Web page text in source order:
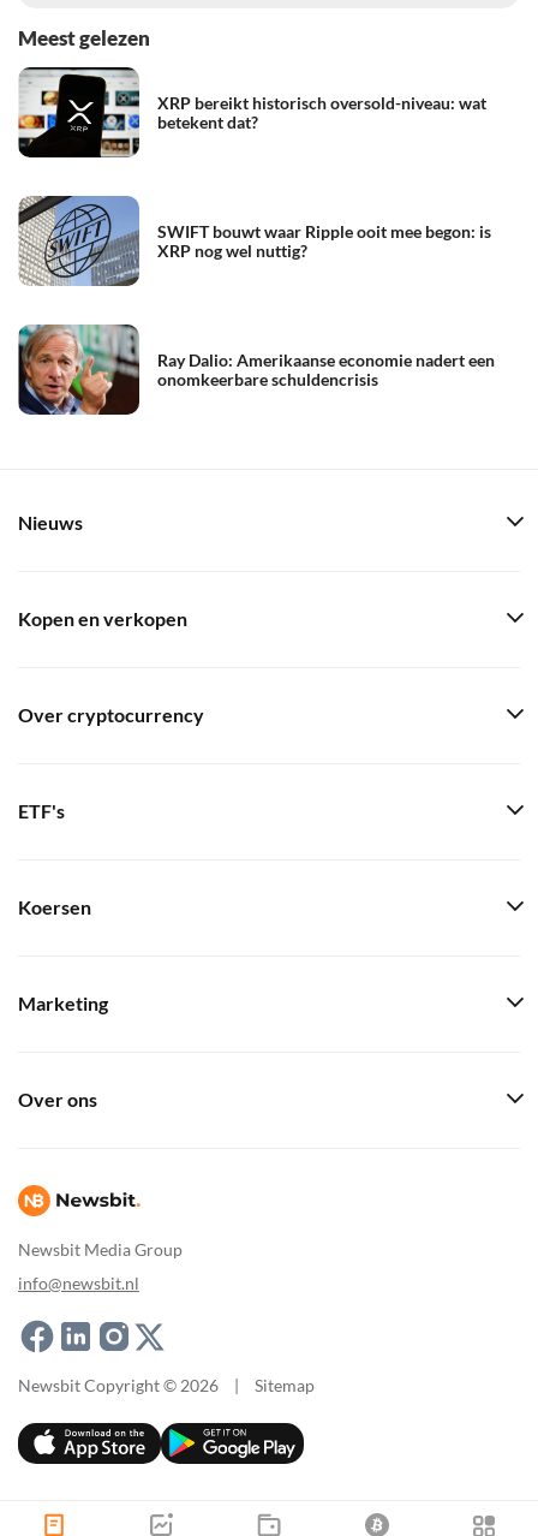
Meest gelezen
XRP bereikt historisch oversold-niveau: wat
betekent dat?
SWIFT bouwt waar Ripple ooit mee begon: is
XRP nog wel nuttig?
Ray Dalio: Amerikaanse economie nadert een
onomkeerbare schuldencrisis
Newsbit Media Group
info@newsbit.nl
Nieuws
Kopen en verkopen
Over cryptocurrency
ETF's
Koersen
Marketing
Over ons
Newsbit Copyright © 2026 | Sitemap